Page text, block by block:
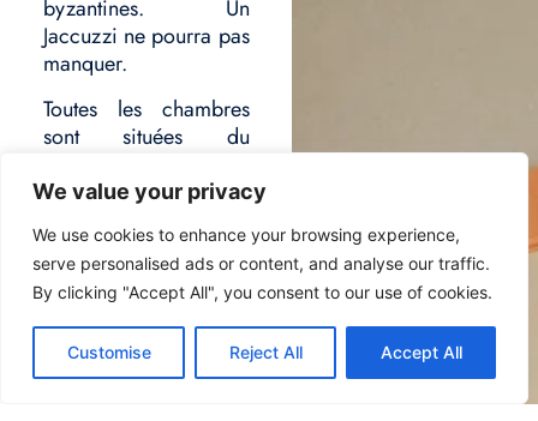
We value your privacy
We use cookies to enhance your browsing experience,
serve personalised ads or content, and analyse our traffic.
By clicking "Accept All", you consent to our use of cookies.
Customise Reject All Accept All
byzantines. Un
Jaccuzzi ne pourra pas
manquer.
Toutes les chambres
sont situées du
étage.
Occupation
maximale pour 2
personnes / 30,98
m²